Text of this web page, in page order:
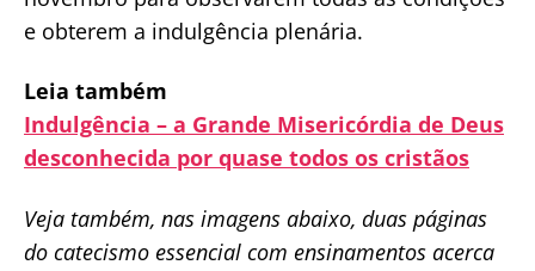
e obterem a indulgência plenária.
Leia também
Indulgência – a Grande Misericórdia de Deus
desconhecida por quase todos os cristãos
Veja também, nas imagens abaixo, duas páginas
do catecismo essencial com ensinamentos acerca